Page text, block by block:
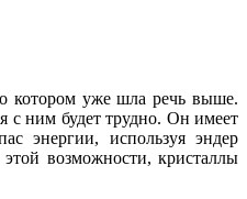
котором уже шла речь выше.
с ним будет трудно. Он имеет
энергии, используя эндер
возможности, кристаллы